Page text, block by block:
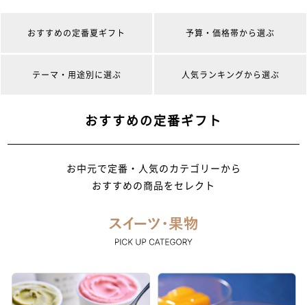
おすすめの定番夏ギフト 予算・価格帯から選ぶ
テーマ・用途別に選ぶ 人気ランキングから選ぶ
おすすめの定番ギフト
お中元で定番・人気のカテゴリーから
おすすめの商品をセレクト